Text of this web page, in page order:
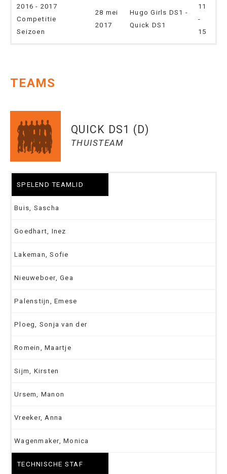
2016 - 2017
Competitie
Seizoen
28 mei
2017
Hugo Girls DS1 -
Quick DS1
11
-
15
TEAMS
QUICK DS1 (D)
THUISTEAM
SPELEND TEAMLID
Buis, Sascha
Goedhart, Inez
Lakeman, Sofie
Nieuweboer, Gea
Palenstijn, Emese
Ploeg, Sonja van der
Romein, Maartje
Sijm, Kirsten
Ursem, Manon
Vreeker, Anna
Wagenmaker, Monica
TECHNISCHE STAF